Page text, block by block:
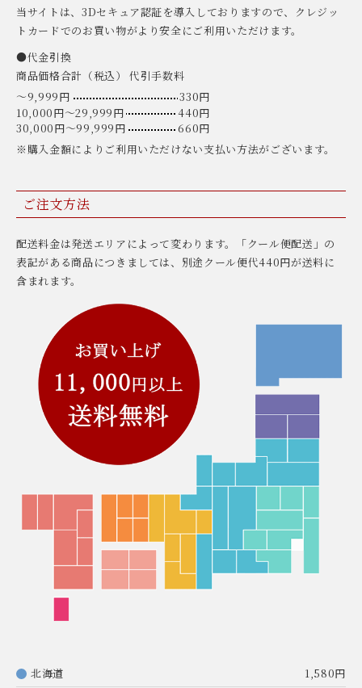
当サイトは、3Dセキュア認証を導入しておりますので、クレジッ
トカードでのお買い物がより安全にご利用いただけます。
●代金引換
商品価格合計（税込） 代引手数料
〜9,999円
330円
10,000円〜29,999円
440円
30,000円〜99,999円
660円
※購入金額によりご利用いただけない支払い方法がございます。
ご注文方法
配送料金は発送エリアによって変わります。「クール便配送」の
表記がある商品につきましては、別途クール便代440円が送料に
含まれます。
北海道 1,580円